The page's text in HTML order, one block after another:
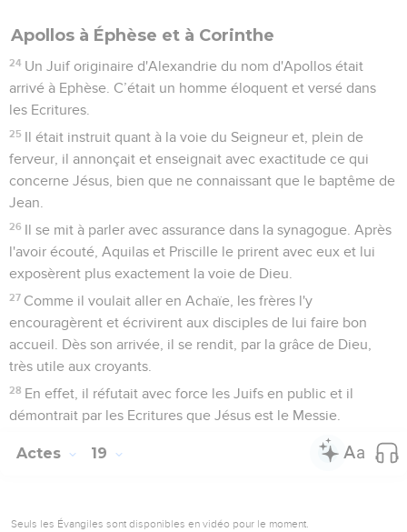
Apollos à Éphèse et à Corinthe
24 Un Juif originaire d'Alexandrie du nom d'Apollos était
arrivé à Ephèse. C’était un homme éloquent et versé dans
les Ecritures.
25 Il était instruit quant à la voie du Seigneur et, plein de
ferveur, il annonçait et enseignait avec exactitude ce qui
concerne Jésus, bien que ne connaissant que le baptême de
Jean.
26 Il se mit à parler avec assurance dans la synagogue. Après
l'avoir écouté, Aquilas et Priscille le prirent avec eux et lui
exposèrent plus exactement la voie de Dieu.
27 Comme il voulait aller en Achaïe, les frères l'y
encouragèrent et écrivirent aux disciples de lui faire bon
accueil. Dès son arrivée, il se rendit, par la grâce de Dieu,
très utile aux croyants.
28 En effet, il réfutait avec force les Juifs en public et il
démontrait par les Ecritures que Jésus est le Messie.
Actes 19
Seuls les Évangiles sont disponibles en vidéo pour le moment.